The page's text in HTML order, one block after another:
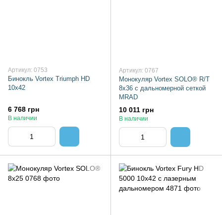
Артикул: 0753
Бинокль Vortex Triumph HD
10х42
6 768 грн
В наличии
Артикул: 0767
Монокуляр Vortex SOLO® R/T
8х36 с дальномерной сеткой
MRAD
10 011 грн
В наличии